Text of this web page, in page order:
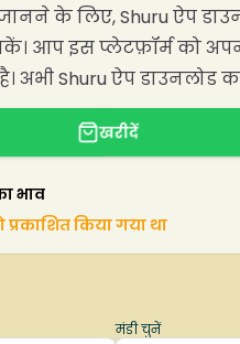
के लिए, Shuru ऐप
आप इस प्लेटफ़ॉर्म को
अभी Shuru ऐप डाउनलोड
खरीदें
भाव
किया गया था
मंडी चुनें